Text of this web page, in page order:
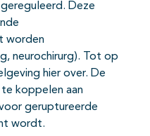
Deze
worden
neurochirurg). Tot op
hier over. De
koppelen aan
geruptureerde
wordt.